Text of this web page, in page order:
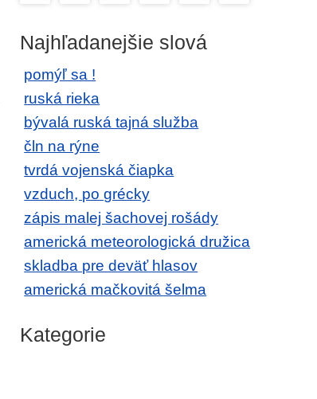
Najhľadanejšie slová
pomýľ sa !
ruská rieka
bývalá ruská tajná služba
čln na rýne
tvrdá vojenská čiapka
vzduch, po grécky
zápis malej šachovej rošády
americká meteorologická družica
skladba pre deväť hlasov
americká mačkovitá šelma
Kategorie